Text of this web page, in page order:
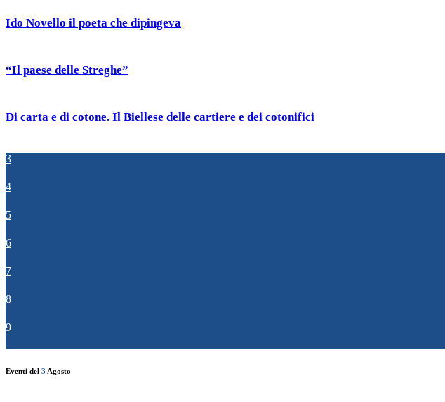
Ido Novello il poeta che dipingeva
“Il paese delle Streghe”
Di carta e di cotone. Il Biellese delle cartiere e dei cotonifici
3
4
5
6
7
8
9
Eventi del 3 Agosto